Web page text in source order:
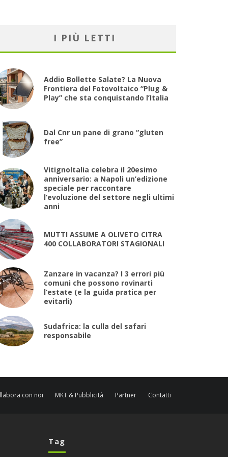
I PIÙ LETTI
Addio Bollette Salate? La Nuova
Frontiera del Fotovoltaico “Plug &
Play” che sta conquistando l’Italia
Dal Cnr un pane di grano “gluten
free”
VitignoItalia celebra il 20esimo
anniversario: a Napoli un’edizione
speciale per raccontare
l’evoluzione del settore negli ultimi
anni
MUTTI ASSUME A OLIVETO CITRA
400 COLLABORATORI STAGIONALI
Zanzare in vacanza? I 3 errori più
comuni che possono rovinarti
l’estate (e la guida pratica per
evitarli)
Sudafrica: la culla del safari
responsabile
con noi MKT & Pubblicità Partner Contatti
Tag